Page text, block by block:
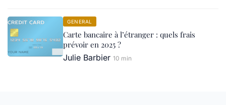
GENERAL
Carte bancaire à l’étranger : quels frais
prévoir en 2025 ?
Julie Barbier 10 min